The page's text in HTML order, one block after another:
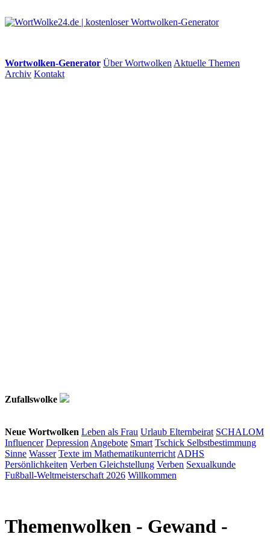
Wortwolken-Generator Über Wortwolken Aktuelle Themen
Archiv Kontakt
Zufallswolke
Neue Wortwolken Leben als Frau Urlaub Elternbeirat SCHALOM
Influencer Depression Angebote Smart Tschick Selbstbestimmung
Sinne Wasser Texte im Mathematikunterricht ADHS
Persönlichkeiten Verben Gleichstellung Verben Sexualkunde
Fußball-Weltmeisterschaft 2026 Willkommen
Themenwolken - Gewand -